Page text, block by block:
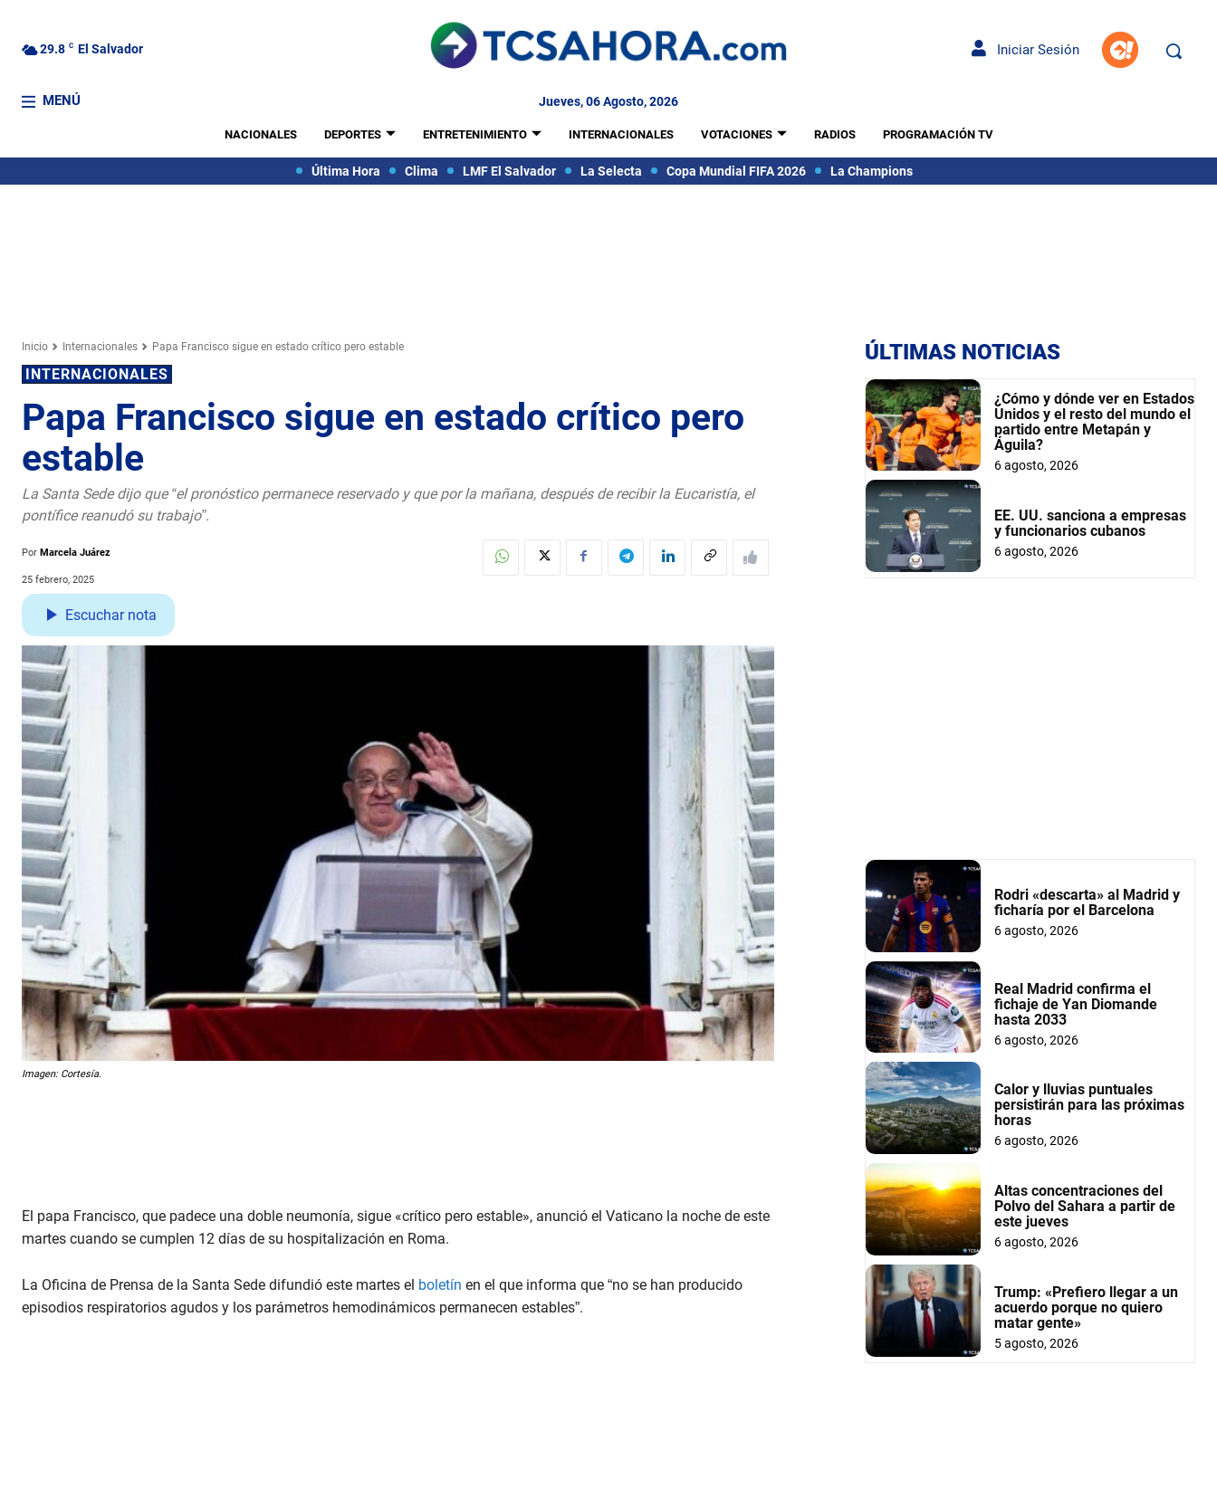
29.8 C El Salvador Iniciar Sesión
MENÚ Jueves, 06 Agosto, 2026
NACIONALES DEPORTES ENTRETENIMIENTO INTERNACIONALES VOTACIONES RADIOS PROGRAMACIÓN TV
Última Hora Clima LMF El Salvador La Selecta Copa Mundial FIFA 2026 La Champions
Inicio Internacionales Papa Francisco sigue en estado crítico pero estable
INTERNACIONALES
Papa Francisco sigue en estado crítico pero
estable
La Santa Sede dijo que “el pronóstico permanece reservado y que por la mañana, después de recibir la Eucaristía, el
pontífice reanudó su trabajo”.
Por Marcela Juárez
25 febrero, 2025
Escuchar nota
Imagen: Cortesía.
El papa Francisco, que padece una doble neumonía, sigue «crítico pero estable», anunció el Vaticano la noche de este
martes cuando se cumplen 12 días de su hospitalización en Roma.
La Oficina de Prensa de la Santa Sede difundió este martes el boletín en el que informa que “no se han producido
episodios respiratorios agudos y los parámetros hemodinámicos permanecen estables”.
ÚLTIMAS NOTICIAS
¿Cómo y dónde ver en Estados
Unidos y el resto del mundo el
partido entre Metapán y
Águila?
6 agosto, 2026
EE. UU. sanciona a empresas
y funcionarios cubanos
6 agosto, 2026
Rodri «descarta» al Madrid y
ficharía por el Barcelona
6 agosto, 2026
Real Madrid confirma el
fichaje de Yan Diomande
hasta 2033
6 agosto, 2026
Calor y lluvias puntuales
persistirán para las próximas
horas
6 agosto, 2026
Altas concentraciones del
Polvo del Sahara a partir de
este jueves
6 agosto, 2026
Trump: «Prefiero llegar a un
acuerdo porque no quiero
matar gente»
5 agosto, 2026